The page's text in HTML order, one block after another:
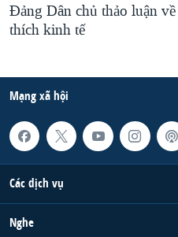
Ðảng Dân chủ thảo luận
thích kinh tế
Mạng xã hội
Các dịch vụ
Nghe